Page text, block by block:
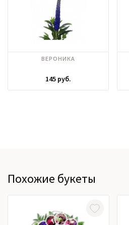
ВЕРОНИКА
145 руб.
Похожие букеты